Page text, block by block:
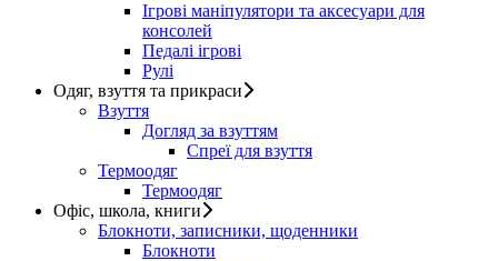
Ігрові маніпулятори та аксесуари для
консолей
Педалі ігрові
Рулі
Одяг, взуття та прикраси
Взуття
Догляд за взуттям
Спреї для взуття
Термоодяг
Термоодяг
Офіс, школа, книги
Блокноти, записники, щоденники
Блокноти